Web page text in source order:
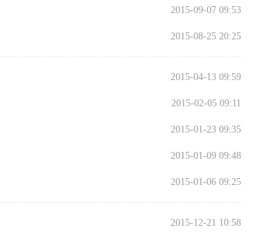
2015-09-07 09:53
2015-08-25 20:25
2015-04-13 09:59
2015-02-05 09:11
2015-01-23 09:35
2015-01-09 09:48
2015-01-06 09:25
2015-12-21 10:58